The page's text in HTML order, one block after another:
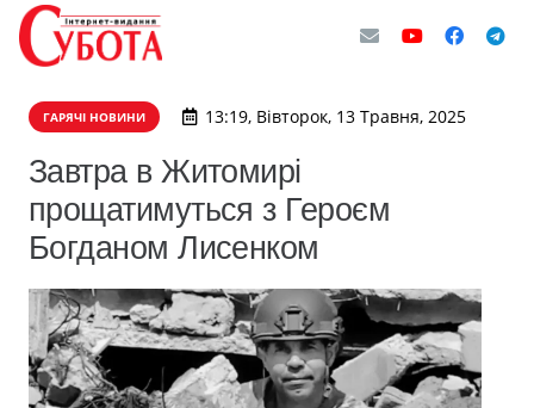
ГАРЯЧІ НОВИНИ 13:19, Вівторок, 13 Травня, 2025
Завтра в Житомирі
прощатимуться з Героєм
Богданом Лисенком